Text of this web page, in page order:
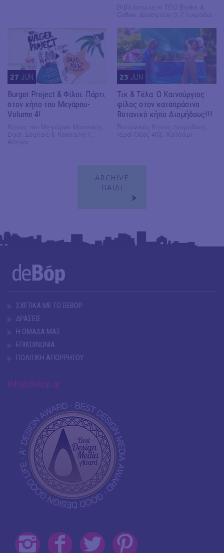
27 JUN
Burger Project & Φίλοι: Πάρτι
στον κήπο του Μεγάρου-
Volume 4!
23 JUN
Τικ & Τέλα: Ο Καινούργιος
φίλος στον καταπράσινο
Βοτανικό κήπο Διομήδους!!!
ARCHIVE
ΠΑΙΔΙ
ΣΧΕΤΙΚΑ ΜΕ ΤΟ DEBOP
ΔΡΑΣΕΙΣ
Η ΟΜΑΔΑ ΜΑΣ
ΕΠΙΚΟΙΝΩΝΙΑ
ΠΟΛΙΤΙΚΗ ΑΠΟΡΡΗΤΟΥ
info@debop.gr